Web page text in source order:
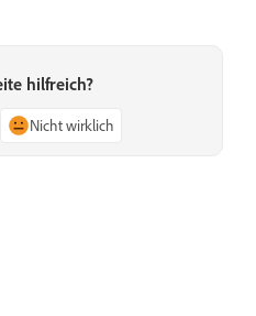
hilfreich?
Nicht wirklich